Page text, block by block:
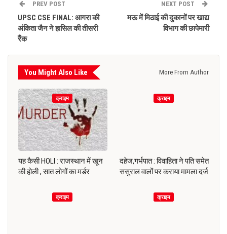
PREV POST
UPSC CSE FINAL: आगरा की
अंकिता जैन ने हासिल की तीसरी
रैंक
NEXT POST
मऊ में मिठाई की दुकानों पर खाद्य
विभाग की छापेमारी
You Might Also Like More From Author
क्राइम
यह कैसी HOLI : राजस्थान में खून
की होली , सात लोगों का मर्डर
क्राइम
दहेज,गर्भपात : विवाहिता ने पति समेत
ससुराल वालों पर कराया मामला दर्ज
क्राइम क्राइम